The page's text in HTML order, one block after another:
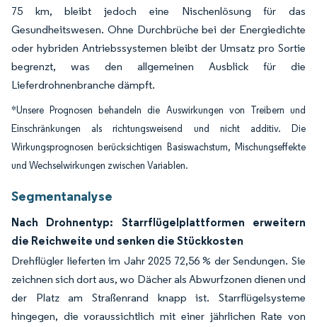
75 km, bleibt jedoch eine Nischenlösung für das
Gesundheitswesen. Ohne Durchbrüche bei der Energiedichte
oder hybriden Antriebssystemen bleibt der Umsatz pro Sortie
begrenzt, was den allgemeinen Ausblick für die
Lieferdrohnenbranche dämpft.
*Unsere Prognosen behandeln die Auswirkungen von Treibern und
Einschränkungen als richtungsweisend und nicht additiv. Die
Wirkungsprognosen berücksichtigen Basiswachstum, Mischungseffekte
und Wechselwirkungen zwischen Variablen.
Segmentanalyse
Nach Drohnentyp: Starrflügelplattformen erweitern
die Reichweite und senken die Stückkosten
Drehflügler lieferten im Jahr 2025 72,56 % der Sendungen. Sie
zeichnen sich dort aus, wo Dächer als Abwurfzonen dienen und
der Platz am Straßenrand knapp ist. Starrflügelsysteme
hingegen, die voraussichtlich mit einer jährlichen Rate von